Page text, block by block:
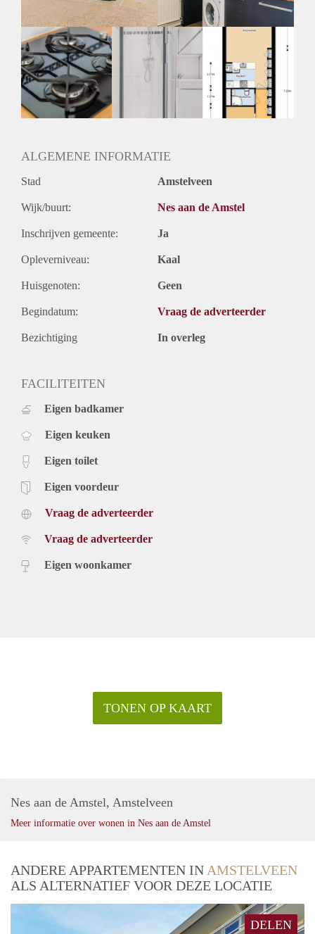
Oplevering
Kaal
ALGEMENE INFORMATIE
Stad Amstelveen
Wijk/buurt: Nes aan de Amstel
Inschrijven gemeente: Ja
Opleverniveau: Kaal
Huisgenoten: Geen
Begindatum: Vraag de adverteerder
Bezichtiging In overleg
FACILITEITEN
Eigen badkamer
Eigen keuken
Eigen toilet
Eigen voordeur
Vraag de adverteerder
Vraag de adverteerder
Eigen woonkamer
TONEN OP KAART
Nes aan de Amstel, Amstelveen
Meer informatie over wonen in Nes aan de Amstel
ANDERE APPARTEMENTEN IN AMSTELVEEN
ALS ALTERNATIEF VOOR DEZE LOCATIE
DELEN